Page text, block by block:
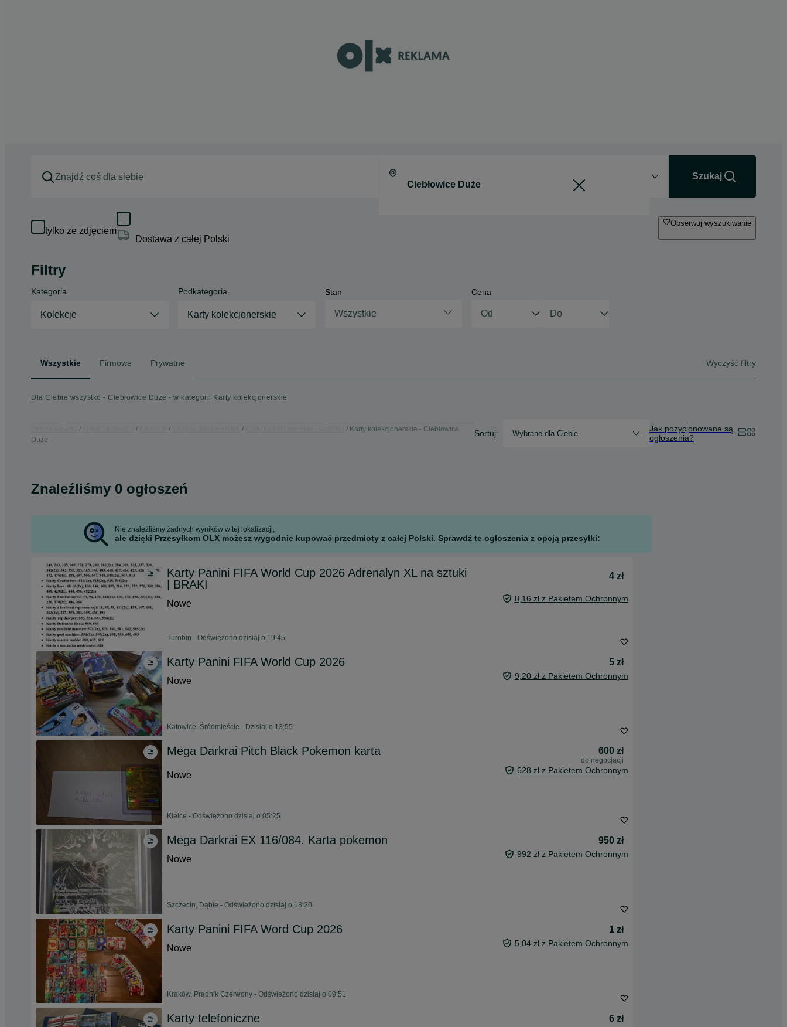
Szukaj
tylko ze zdjęciem
Dostawa z całej Polski
Obserwuj wyszukiwanie
Filtry
Kategoria
Kolekcje
Podkategoria
Karty kolekcjonerskie
Stan
Wszystkie
Cena
Wszystkie Firmowe Prywatne Wyczyść filtry
Dla Ciebie wszystko - Ciebłowice Duże - w kategorii Karty kolekcjonerskie
Karty kolekcjonerskie - Ciebłowice
Duże
Sortuj: Wybrane dla Ciebie
Jak pozycjonowane są
ogłoszenia?
Znaleźliśmy 0 ogłoszeń
Nie znaleźliśmy żadnych wyników w tej lokalizacji,
ale dzięki Przesyłkom OLX możesz wygodnie kupować przedmioty z całej Polski. Sprawdź te ogłoszenia z opcją przesyłki:
Karty Panini FIFA World Cup 2026 Adrenalyn XL na sztuki
| BRAKI
4 zł
Nowe 8,16 zł z Pakietem Ochronnym
Turobin - Odświeżono dzisiaj o 19:45
Karty Panini FIFA World Cup 2026
5 zł
Nowe
9,20 zł z Pakietem Ochronnym
Katowice, Śródmieście - Dzisiaj o 13:55
Mega Darkrai Pitch Black Pokemon karta 600 zł
do negocjacji
Nowe 628 zł z Pakietem Ochronnym
Kielce - Odświeżono dzisiaj o 05:25
Mega Darkrai EX 116/084. Karta pokemon
950 zł
Nowe
992 zł z Pakietem Ochronnym
Szczecin, Dąbie - Odświeżono dzisiaj o 18:20
Karty Panini FIFA Word Cup 2026
1 zł
Nowe
5,04 zł z Pakietem Ochronnym
Kraków, Prądnik Czerwony - Odświeżono dzisiaj o 09:51
Karty telefoniczne
6 zł